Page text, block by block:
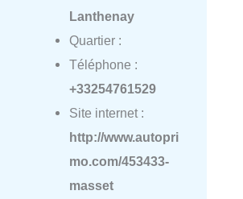
Lanthenay
Quartier :
Téléphone :
+33254761529
Site internet :
http://www.autopri
mo.com/453433-
masset